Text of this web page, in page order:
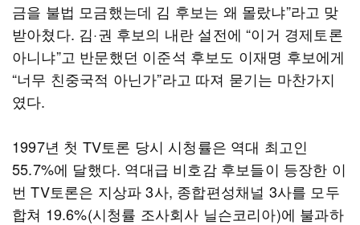
금을 불법 모금했는데 김 후보는 왜 몰랐냐”라고 맞
받아쳤다. 김·권 후보의 내란 설전에 “이거 경제토론
아니냐”고 반문했던 이준석 후보도 이재명 후보에게
“너무 친중국적 아닌가”라고 따져 묻기는 마찬가지
였다.
1997년 첫 TV토론 당시 시청률은 역대 최고인
55.7%에 달했다. 역대급 비호감 후보들이 등장한 이
번 TV토론은 지상파 3사, 종합편성채널 3사를 모두
합쳐 19.6%(시청률 조사회사 닐슨코리아)에 불과하